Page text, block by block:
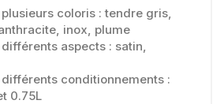
coloris : tendre gris,
inox, plume
aspects : satin,
différents conditionnements :
0.75L